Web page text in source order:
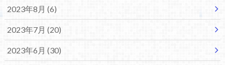
2023年8月 (6)
2023年7月 (20)
2023年6月 (30)